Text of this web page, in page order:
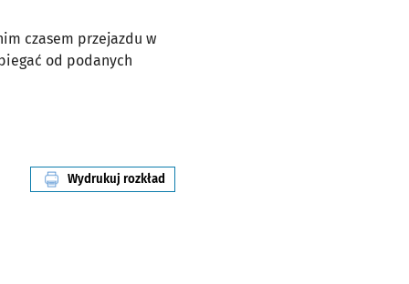
czasem przejazdu w
od podanych
Wydrukuj rozkład
linii nr 310